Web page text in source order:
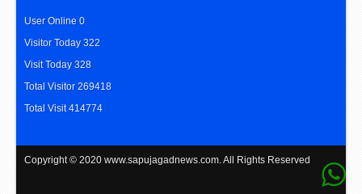
User Online 0
Visitor Today 322
Visit Today 328
Total Visitor 269418
Total Visit 414774
Copyright © 2020 www.sapujagadnews.com. All Rights Reserved